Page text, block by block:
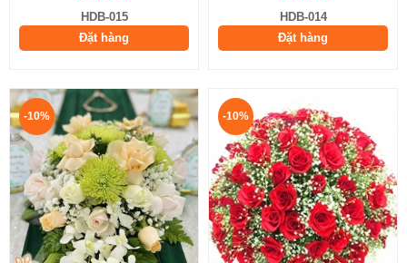
HDB-015
Đặt hàng
HDB-014
Đặt hàng
-10% -10%